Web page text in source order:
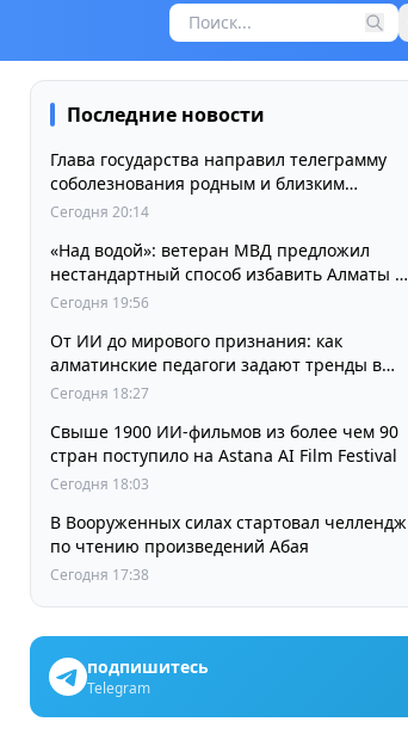
Последние новости
Глава государства направил телеграмму
соболезнования родным и близким
выдающегося кинорежиссера Ардака
Сегодня 20:14
«Над водой»: ветеран МВД предложил
нестандартный способ избавить Алматы от
пробок и смога
Сегодня 19:56
От ИИ до мирового признания: как
алматинские педагоги задают тренды в
изучении языков
Сегодня 18:27
Свыше 1900 ИИ-фильмов из более чем 90
стран поступило на Astana AI Film Festival
Сегодня 18:03
В Вооруженных силах стартовал челлендж
по чтению произведений Абая
Сегодня 17:38
подпишитесь
Telegram